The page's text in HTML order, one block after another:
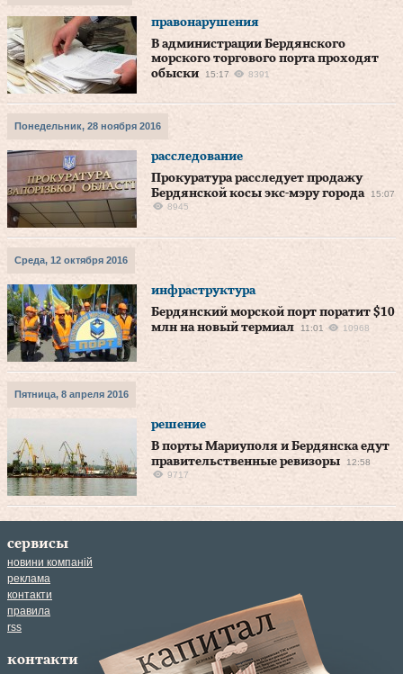
правонарушения
В администрации Бердянского
морского торгового порта проходят
обыски
15:17 8391
Понедельник, 28 ноября 2016
расследование
Прокуратура расследует продажу
Бердянской косы экс-мэру города
15:07
8945
Среда, 12 октября 2016
инфраструктура
Бердянский морской порт поратит $10
млн на новый термиал
11:01 10968
Пятница, 8 апреля 2016
решение
В порты Мариуполя и Бердянска едут
правительственные ревизоры
12:58
9717
сервисы
новини компаній
реклама
контакти
правила
rss
контакти